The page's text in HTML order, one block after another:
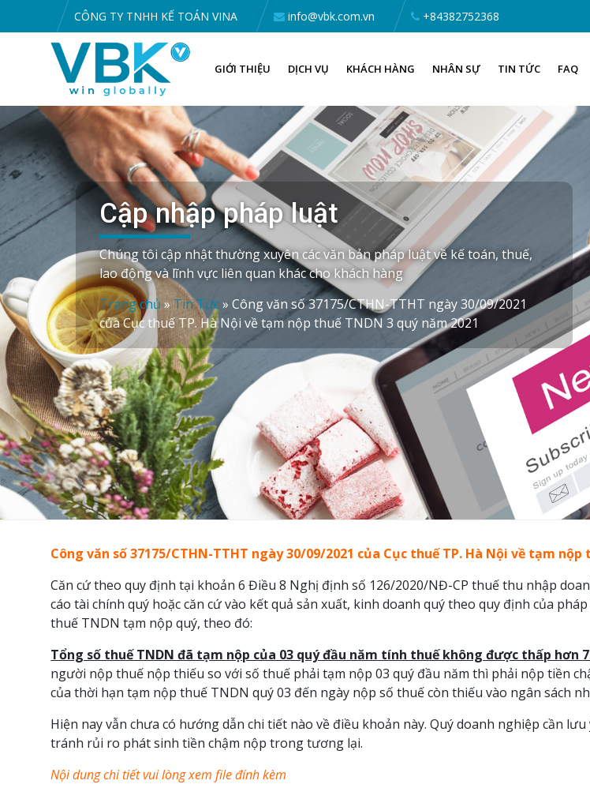
CÔNG TY TNHH KẾ TOÁN VINA info@vbk.com.vn +84382752368
GIỚI THIỆU DỊCH VỤ KHÁCH HÀNG NHÂN SỰ TIN TỨC FAQ
Cập nhập pháp luật
Chúng tôi cập nhật thường xuyên các văn bản pháp luật về kế toán, thuế,
lao động và lĩnh vực liên quan khác cho khách hàng
Trang chủ»Tin Tức»Công văn số 37175/CTHN-TTHT ngày 30/09/2021
của Cục thuế TP. Hà Nội về tạm nộp thuế TNDN 3 quý năm 2021
Công văn số 37175/CTHN-TTHT ngày 30/09/2021 của Cục thuế TP. Hà Nội về tạm nộp
Căn cứ theo quy định tại khoản 6 Điều 8 Nghị định số 126/2020/NĐ-CP thuế thu nhập
cáo tài chính quý hoặc căn cứ vào kết quả sản xuất, kinh doanh quý theo quy định của
thuế TNDN tạm nộp quý, theo đó:
Tổng số thuế TNDN đã tạm nộp của 03 quý đầu năm tính thuế không được thấp hơn
người nộp thuế nộp thiếu so với số thuế phải tạm nộp 03 quý đầu năm thì phải nộp tiền
của thời hạn tạm nộp thuế TNDN quý 03 đến ngày nộp số thuế còn thiếu vào ngân sách
Hiện nay vẫn chưa có hướng dẫn chi tiết nào về điều khoản này. Quý doanh nghiệp cần
tránh rủi ro phát sinh tiền chậm nộp trong tương lại.
Nội dung chi tiết vui lòng xem file đính kèm